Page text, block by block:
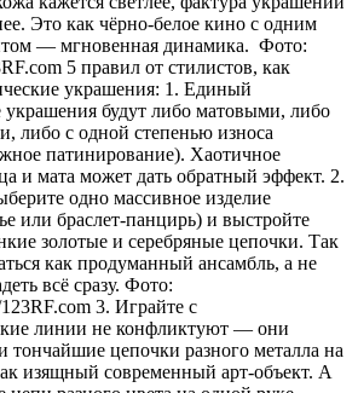
Это как чёрно-белое кино с одним
— мгновенная динамика. Фото:
5 правил от стилистов, как
украшения: 1. Единый
украшения будут либо матовыми, либо
либо с одной степенью износа
патинирование). Хаотичное
и мата может дать обратный эффект. 2.
одно массивное изделие
или браслет-панцирь) и выстройте
золотые и серебряные цепочки. Так
как продуманный ансамбль, а не
всё сразу. Фото:
3. Играйте с
линии не конфликтуют — они
тончайшие цепочки разного металла на
изящный современный арт-объект. А